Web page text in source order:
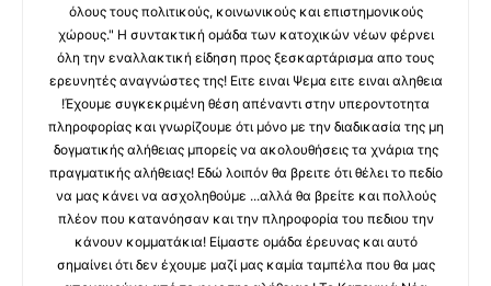
όλους τους πολιτικούς, κοινωνικούς και επιστημονικούς
χώρους." Η συντακτική ομάδα των κατοχικών νέων φέρνει
όλη την εναλλακτική είδηση προς ξεσκαρτάρισμα απο τους
ερευνητές αναγνώστες της! Ειτε ειναι Ψεμα ειτε ειναι αληθεια
!Έχουμε συγκεκριμένη θέση απέναντι στην υπεροντοτητα
πληροφορίας και γνωρίζουμε ότι μόνο με την διαδικασία της μη
δογματικής αλήθειας μπορείς να ακολουθήσεις τα χνάρια της
πραγματικής αλήθειας! Εδώ λοιπόν θα βρειτε ότι θέλει το πεδίο
να μας κάνει να ασχοληθούμε ...αλλά θα βρείτε και πολλούς
πλέον που κατανόησαν και την πληροφορία του πεδιου την
κάνουν κομματάκια! Είμαστε ομάδα έρευνας και αυτό
σημαίνει ότι δεν έχουμε μαζί μας καμία ταμπέλα που θα μας